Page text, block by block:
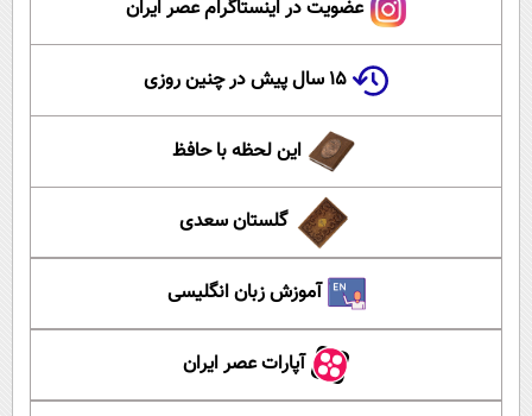
عضویت در اینستاگرام عصر ایران
۱۵ سال پیش در چنین روزی
این لحظه با حافظ
گلستان سعدی
آموزش زبان انگلیسی
آپارات عصر ایران